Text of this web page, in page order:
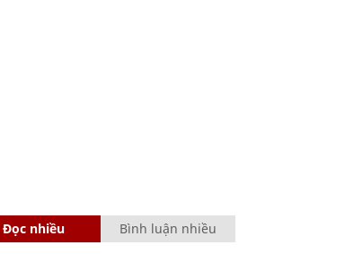
Đọc nhiều Bình luận nhiều